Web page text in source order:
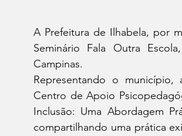
A Prefeitura de Ilhabela, por
Seminário Fala Outra
Campinas.
Representando o município,
Centro de Apoio
Inclusão: Uma Abordagem
compartilhando uma prática